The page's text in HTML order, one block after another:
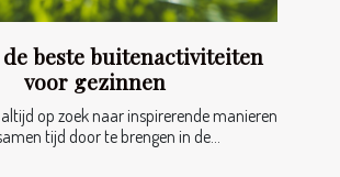
beste buitenactiviteiten
voor gezinnen
op zoek naar inspirerende manieren
tijd door te brengen in de...